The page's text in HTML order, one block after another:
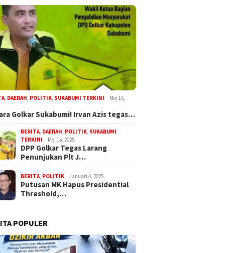
DAERAH POLITIK SUKABUMI TERKINI
Mei 15,
Golkar Sukabumi! Irvan Azis tegas…
BERITA DAERAH POLITIK SUKABUMI
TERKINI
Mei 15, 2025
DPP Golkar Tegas Larang
Penunjukan Plt J…
BERITA POLITIK Januari 4, 2025
Putusan MK Hapus Presidential
Threshold,…
POPULER